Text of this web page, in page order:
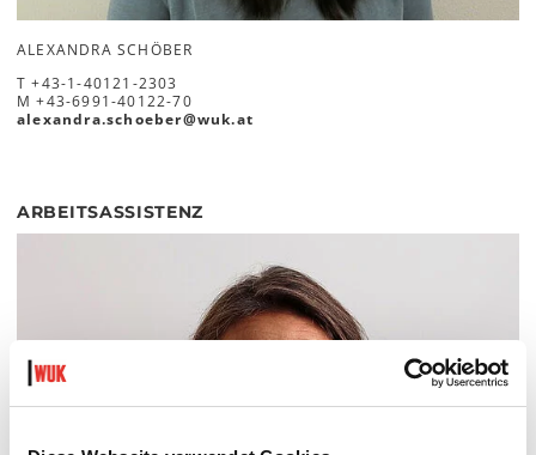
ALEXANDRA SCHÖBER
T+43-1-40121-2303
M+43-6991-40122-70
alexandra.schoeber@wuk.at
ARBEITSASSISTENZ